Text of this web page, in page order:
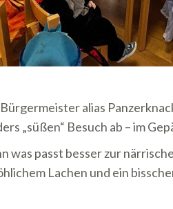
alias
„süßen“ Besuch ab – im
was passt besser zur
Lachen und ein